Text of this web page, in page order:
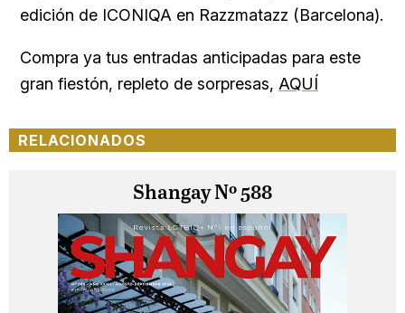
edición de ICONIQA en Razzmatazz (Barcelona).
Compra ya tus entradas anticipadas para este
gran fiestón, repleto de sorpresas, AQUÍ
RELACIONADOS
Shangay Nº 588